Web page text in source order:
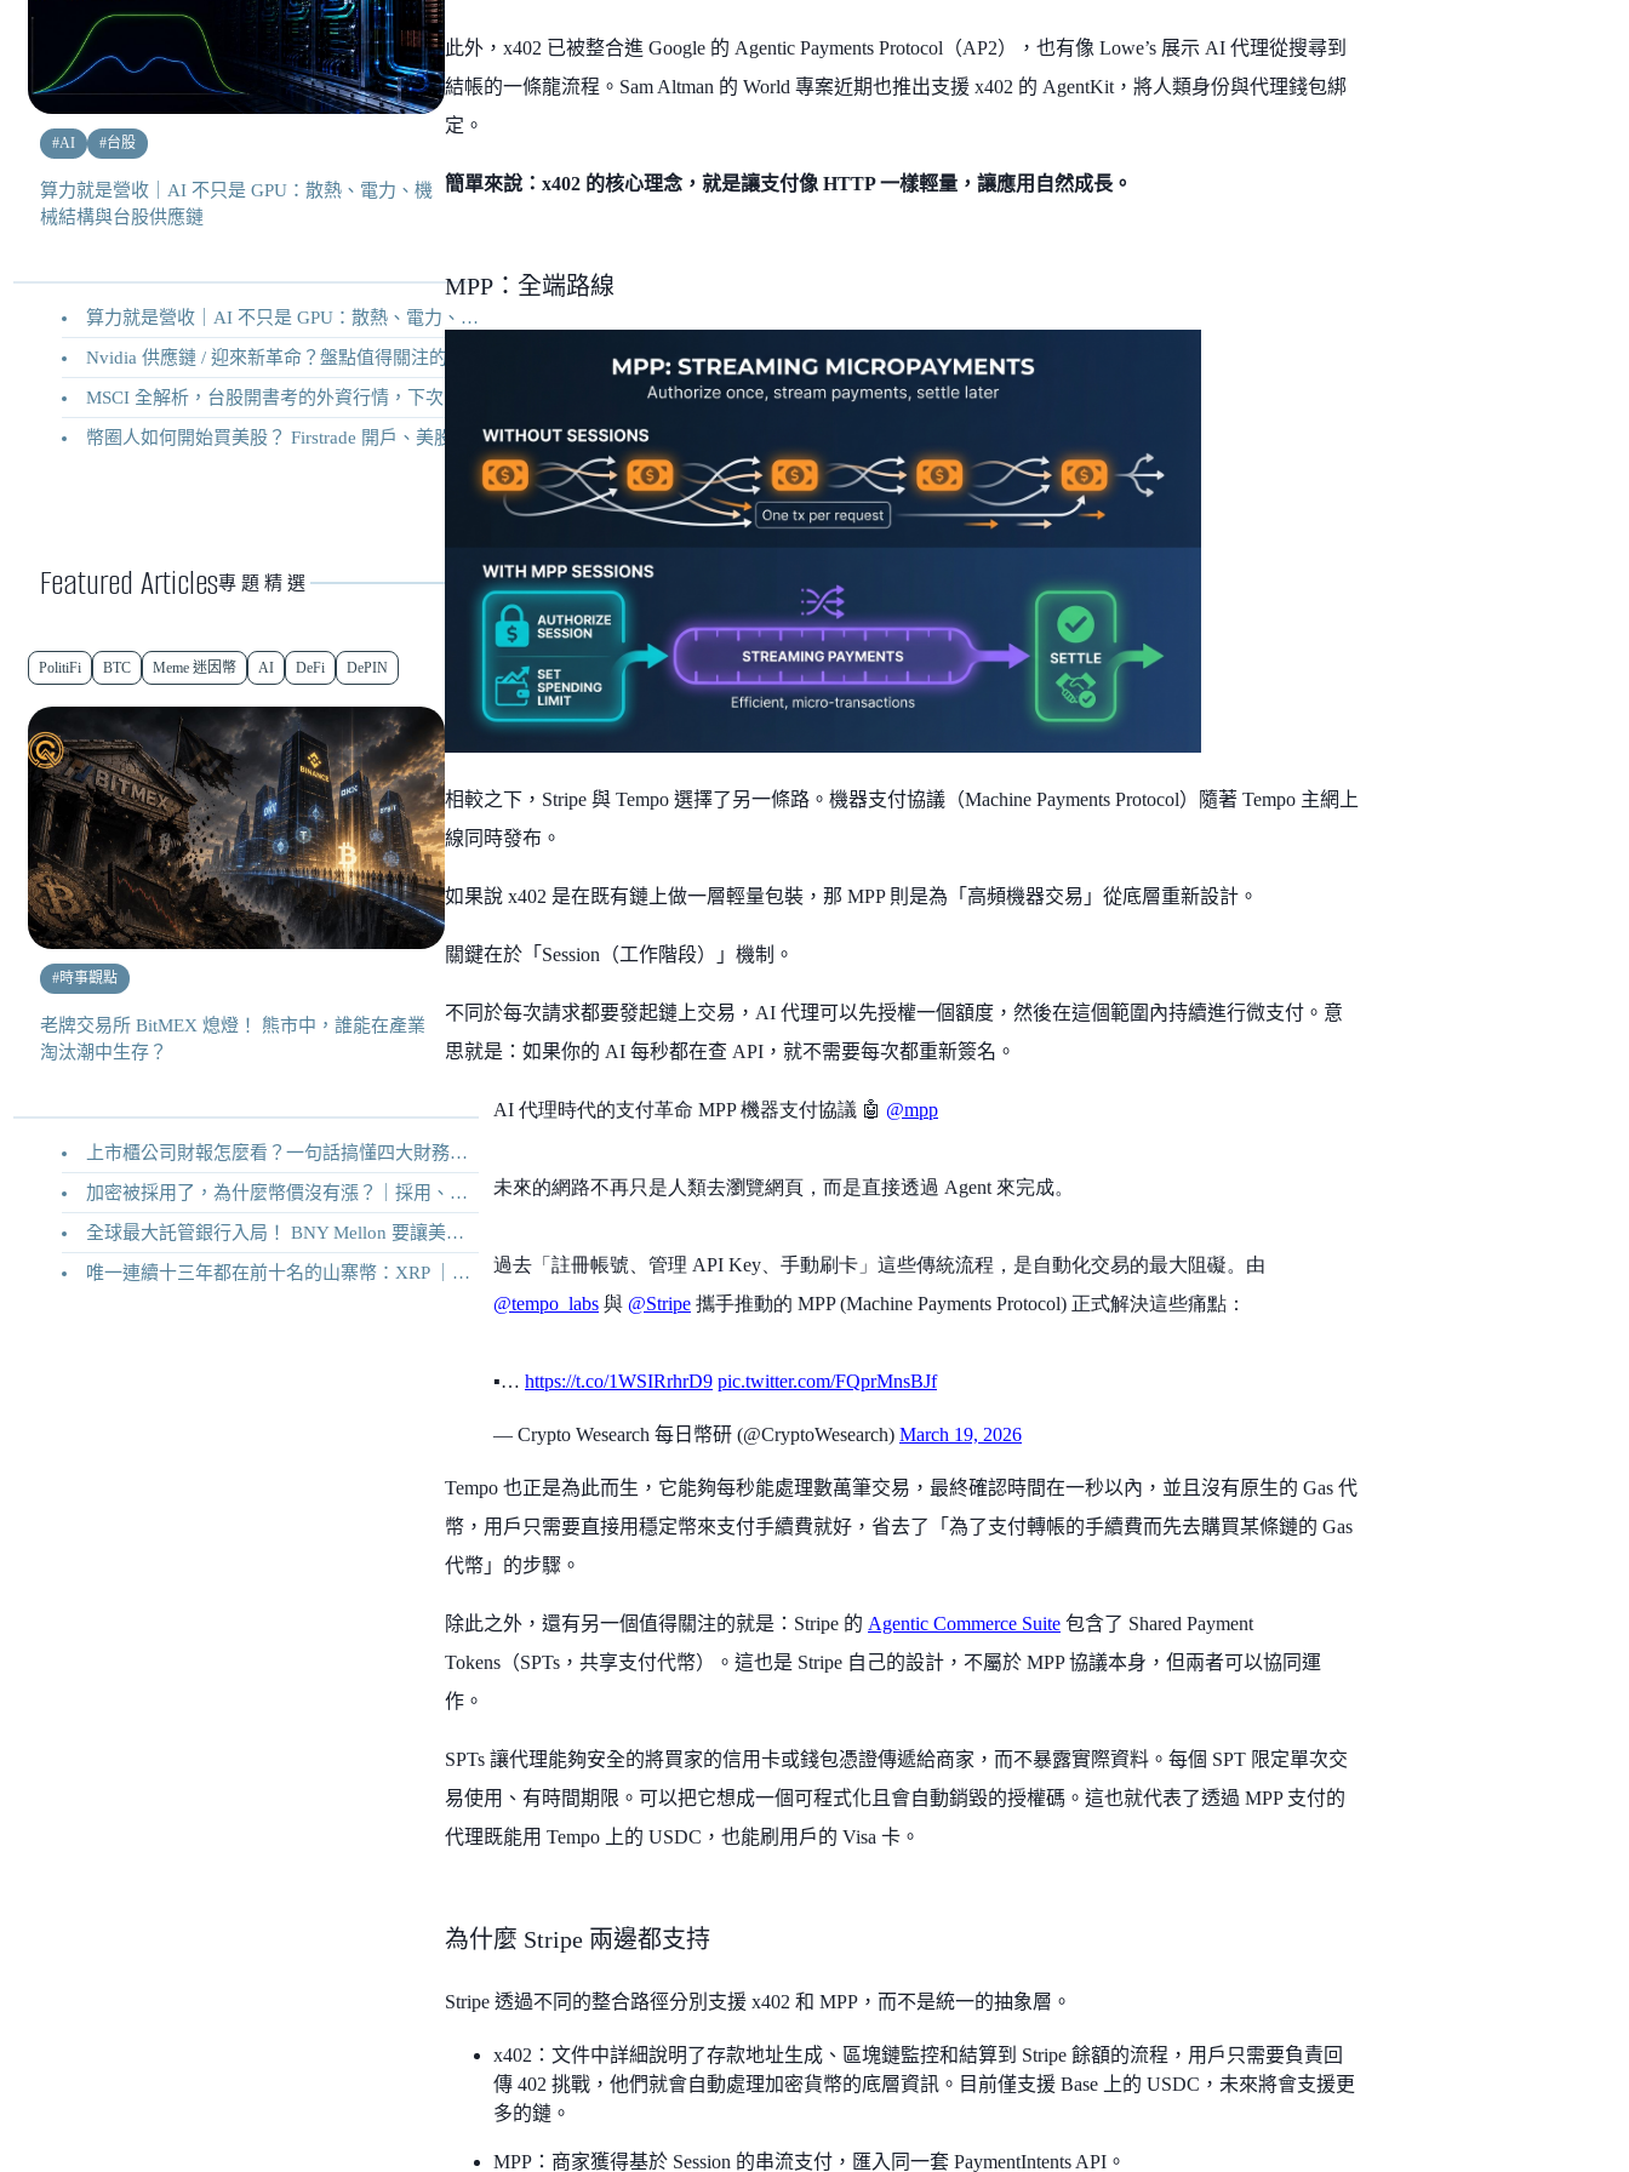
#AI #台股
算力就是營收｜AI 不只是 GPU：散熱、電力、機
械結構與台股供應鏈
算力就是營收｜AI 不只是 GPU：散熱、電力、機械結構與台股供應鏈
Nvidia 供應鏈 / 迎來新革命？盤點值得關注的二十家供應鏈企業
MSCI 全解析，台股開書考的外資行情，下次調整你準備好了嗎？
幣圈人如何開始買美股？ Firstrade 開戶、美股交易機制完整教學
Featured Articles專題精選
PolitiFi BTC Meme 迷因幣 AI DeFi DePIN
#時事觀點
老牌交易所 BitMEX 熄燈！ 熊市中，誰能在產業
淘汰潮中生存？
上市櫃公司財報怎麼看？一句話搞懂四大財務報表
加密被採用了，為什麼幣價沒有漲？｜採用、收入與代幣價值捕獲
全球最大託管銀行入局！ BNY Mellon 要讓美債交易 24/7 不打烊
唯一連續十三年都在前十名的山寨幣：XRP ｜Ripple 2026 介紹
此外，x402 已被整合進 Google 的 Agentic Payments Protocol（AP2），也有像 Lowe’s 展示 AI 代理從搜尋到
結帳的一條龍流程。Sam Altman 的 World 專案近期也推出支援 x402 的 AgentKit，將人類身份與代理錢包綁
定。
簡單來說：x402 的核心理念，就是讓支付像 HTTP 一樣輕量，讓應用自然成長。
MPP：全端路線
相較之下，Stripe 與 Tempo 選擇了另一條路。機器支付協議（Machine Payments Protocol）隨著 Tempo 主網上
線同時發布。
如果說 x402 是在既有鏈上做一層輕量包裝，那 MPP 則是為「高頻機器交易」從底層重新設計。
關鍵在於「Session（工作階段）」機制。
不同於每次請求都要發起鏈上交易，AI 代理可以先授權一個額度，然後在這個範圍內持續進行微支付。意
思就是：如果你的 AI 每秒都在查 API，就不需要每次都重新簽名。
AI 代理時代的支付革命 MPP 機器支付協議 🤖 @mpp
未來的網路不再只是人類去瀏覽網頁，而是直接透過 Agent 來完成。
過去「註冊帳號、管理 API Key、手動刷卡」這些傳統流程，是自動化交易的最大阻礙。由
@tempo_labs 與 @Stripe 攜手推動的 MPP (Machine Payments Protocol) 正式解決這些痛點：
▪️… https://t.co/1WSIRrhrD9 pic.twitter.com/FQprMnsBJf
— Crypto Wesearch 每日幣研 (@CryptoWesearch) March 19, 2026
Tempo 也正是為此而生，它能夠每秒能處理數萬筆交易，最終確認時間在一秒以內，並且沒有原生的 Gas 代
幣，用戶只需要直接用穩定幣來支付手續費就好，省去了「為了支付轉帳的手續費而先去購買某條鏈的 Gas
代幣」的步驟。
除此之外，還有另一個值得關注的就是：Stripe 的 Agentic Commerce Suite 包含了 Shared Payment
Tokens（SPTs，共享支付代幣）。這也是 Stripe 自己的設計，不屬於 MPP 協議本身，但兩者可以協同運
作。
SPTs 讓代理能夠安全的將買家的信用卡或錢包憑證傳遞給商家，而不暴露實際資料。每個 SPT 限定單次交
易使用、有時間期限。可以把它想成一個可程式化且會自動銷毀的授權碼。這也就代表了透過 MPP 支付的
代理既能用 Tempo 上的 USDC，也能刷用戶的 Visa 卡。
為什麼 Stripe 兩邊都支持
Stripe 透過不同的整合路徑分別支援 x402 和 MPP，而不是統一的抽象層。
x402：文件中詳細說明了存款地址生成、區塊鏈監控和結算到 Stripe 餘額的流程，用戶只需要負責回
傳 402 挑戰，他們就會自動處理加密貨幣的底層資訊。目前僅支援 Base 上的 USDC，未來將會支援更
多的鏈。
MPP：商家獲得基於 Session 的串流支付，匯入同一套 PaymentIntents API。